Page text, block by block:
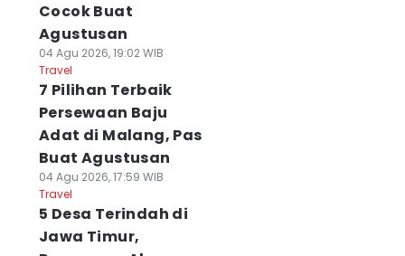
Cocok Buat
Agustusan
04 Agu 2026, 19:02 WIB
Travel
7 Pilihan Terbaik
Persewaan Baju
Adat di Malang, Pas
Buat Agustusan
04 Agu 2026, 17:59 WIB
Travel
5 Desa Terindah di
Jawa Timur,